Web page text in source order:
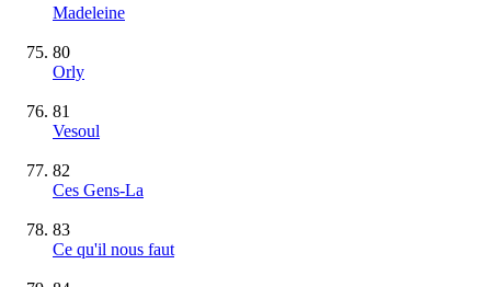
Madeleine
80
Orly
81
Vesoul
82
Ces Gens-La
83
Ce qu'il nous faut